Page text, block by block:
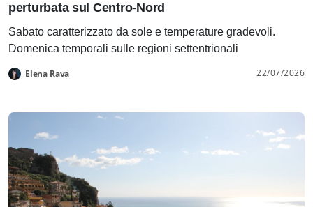
perturbata sul Centro-Nord
Sabato caratterizzato da sole e temperature gradevoli.
Domenica temporali sulle regioni settentrionali
Elena Rava 22/07/2026